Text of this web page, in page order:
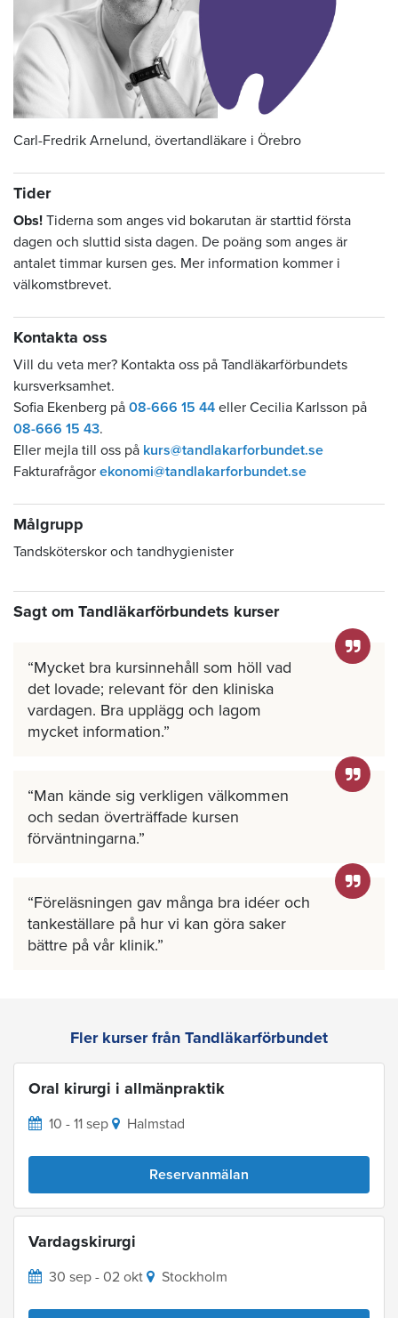
Carl-Fredrik Arnelund, övertandläkare i Örebro
Tider
Obs! Tiderna som anges vid bokarutan är starttid första
dagen och sluttid sista dagen. De poäng som anges är
antalet timmar kursen ges. Mer information kommer i
välkomstbrevet.
Kontakta oss
Vill du veta mer? Kontakta oss på Tandläkarförbundets
kursverksamhet.
Sofia Ekenberg på 08-666 15 44 eller Cecilia Karlsson på
08-666 15 43.
Eller mejla till oss på kurs@tandlakarforbundet.se
Fakturafrågor ekonomi@tandlakarforbundet.se
Målgrupp
Tandsköterskor och tandhygienister
Sagt om Tandläkarförbundets kurser
Mycket bra kursinnehåll som höll vad
det lovade; relevant för den kliniska
vardagen. Bra upplägg och lagom
mycket information.
Man kände sig verkligen välkommen
och sedan överträffade kursen
förväntningarna.
Föreläsningen gav många bra idéer och
tankeställare på hur vi kan göra saker
bättre på vår klinik.
Fler kurser från Tandläkarförbundet
Oral kirurgi i allmänpraktik
10 - 11 sep Halmstad
Reservanmälan
Vardagskirurgi
30 sep - 02 okt Stockholm